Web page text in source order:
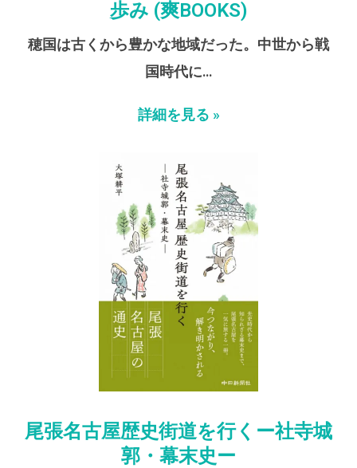
歩み (爽BOOKS)
穂国は古くから豊かな地域だった。中世から戦
国時代に…
詳細を見る »
尾張名古屋歴史街道を行くー社寺城
郭・幕末史ー